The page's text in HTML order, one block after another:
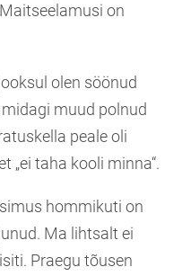
on
olen söönud
muud polnud
peale oli
„ei taha kooli minna“.
hommikuti on
Ma lihtsalt ei
Praegu tõusen